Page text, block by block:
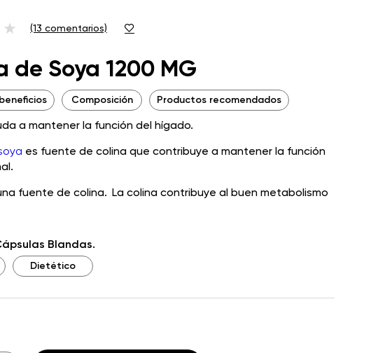
(13 comentarios)
de Soya 1200 MG
Composición Productos recomendados
a mantener la función del hígado.
es fuente de colina que contribuye a mantener la función
fuente de colina. La colina contribuye al buen metabolismo
Blandas.
Dietético